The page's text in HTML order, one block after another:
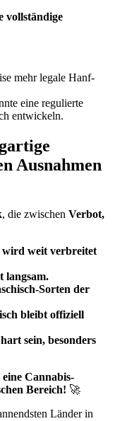
vollständige
mehr legale Hanf-
eine regulierte
entwickeln.
Ausnahmen
, die zwischen Verbot,
wird weit verbreitet
langsam.
Sorten der
bleibt offiziell
sein, besonders
Cannabis-
Bereich! 🚀
Länder in